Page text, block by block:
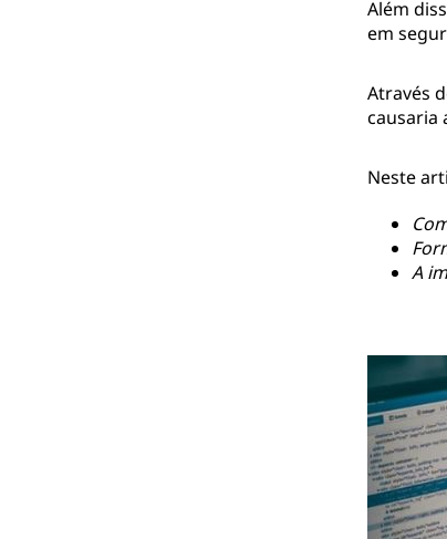
Além
em
Através
causaria
Neste
A